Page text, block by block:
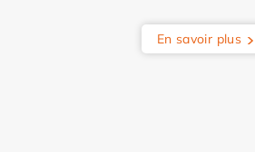
En savoir plus